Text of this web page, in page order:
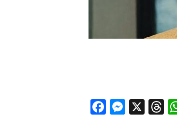
Facebook
X